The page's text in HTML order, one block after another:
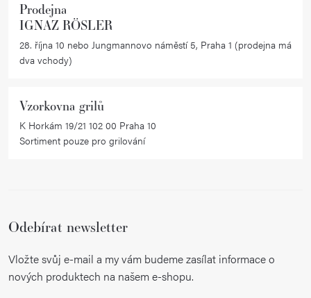
Prodejna
IGNAZ RÖSLER
28. října 10 nebo Jungmannovo náměstí 5, Praha 1 (prodejna má
dva vchody)
Vzorkovna grilů
K Horkám 19/21 102 00 Praha 10
Sortiment pouze pro grilování
Odebírat newsletter
Vložte svůj e-mail a my vám budeme zasílat informace o
nových produktech na našem e-shopu.